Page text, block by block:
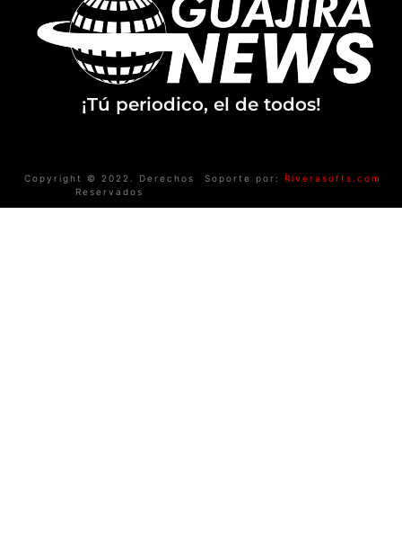
¡Tú periodico, el de todos!
Copyright © 2022. Derechos
Reservados
Soporte por: Riverasofts.com